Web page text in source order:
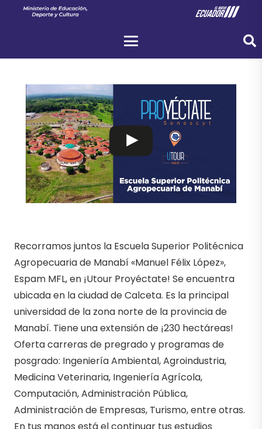
Recorramos juntos la Escuela Superior Politécnica
Agropecuaria de Manabí «Manuel Félix López»,
Espam MFL, en ¡Utour Proyéctate! Se encuentra
ubicada en la ciudad de Calceta. Es la principal
universidad de la zona norte de la provincia de
Manabí. Tiene una extensión de ¡230 hectáreas!
Oferta carreras de pregrado y programas de
posgrado: Ingeniería Ambiental, Agroindustria,
Medicina Veterinaria, Ingeniería Agrícola,
Computación, Administración Pública,
Administración de Empresas, Turismo, entre otras.
En tus manos está el continuar tus estudios